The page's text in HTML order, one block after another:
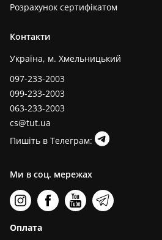
Розрахунок сертифікатом
Контакти
Україна, м. Хмельницький
097-233-2003
099-233-2003
063-233-2003
cs@tut.ua
Пишіть в Телеграм:
Ми в соц. мережах
Оплата